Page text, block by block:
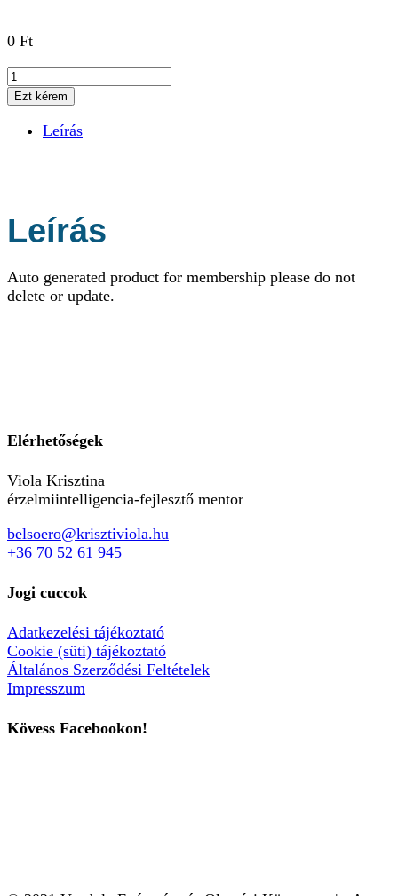
0 Ft
Membership
Product
mennyiség
Ezt kérem
Leírás
Leírás
Auto generated product for membership please do not
delete or update.
Elérhetőségek
Viola Krisztina
érzelmiintelligencia-fejlesztő mentor
belsoero@krisztiviola.hu
+36 70 52 61 945
Jogi cuccok
Adatkezelési tájékoztató
Cookie (süti) tájékoztató
Általános Szerződési Feltételek
Impresszum
Kövess Facebookon!